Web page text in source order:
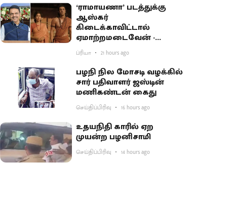
‘ராமாயணா’ படத்துக்கு
ஆஸ்கர்
கிடைக்காவிட்டால்
ஏமாற்றமடைவேன் -
மகாராஷ்டிர முதல்வர்
பகிர்வு
ப்ரியா 21 hours ago
பழநி நில மோசடி வழக்கில்
சார் பதிவாளர் ஜஸ்டின்
மணிகண்டன் கைது
செய்திப்பிரிவு 16 hours ago
உதயநிதி காரில் ஏற
முயன்ற பழனிசாமி
செய்திப்பிரிவு 14 hours ago